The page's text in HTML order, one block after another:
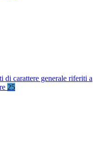
di carattere generale riferiti a
25